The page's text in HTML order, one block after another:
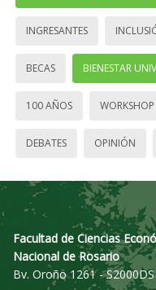
INGRESANTES
BECAS BIENESTAR
100 AÑOS WORKSHOP
DEBATES OPINIÓN
Facultad de Ciencias
Nacional de Rosario
Bv. Oroño 1261 -